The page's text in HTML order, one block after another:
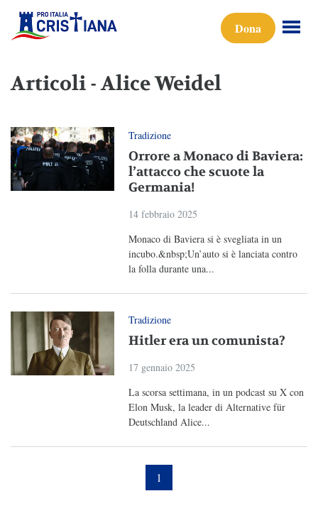
Dona
Articoli - Alice Weidel
Tradizione
Orrore a Monaco di Baviera:
l’attacco che scuote la
Germania!
14 febbraio 2025
Monaco di Baviera si è svegliata in un
incubo.&nbsp;Un’auto si è lanciata contro
la folla durante una...
Tradizione
Hitler era un comunista?
17 gennaio 2025
La scorsa settimana, in un podcast su X con
Elon Musk, la leader di Alternative für
Deutschland Alice...
1